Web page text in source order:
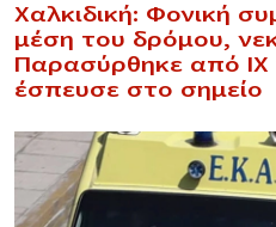
Χαλκιδική: Φονική
μέση του δρόμου,
Παρασύρθηκε από ΙΧ
έσπευσε στο σημείο